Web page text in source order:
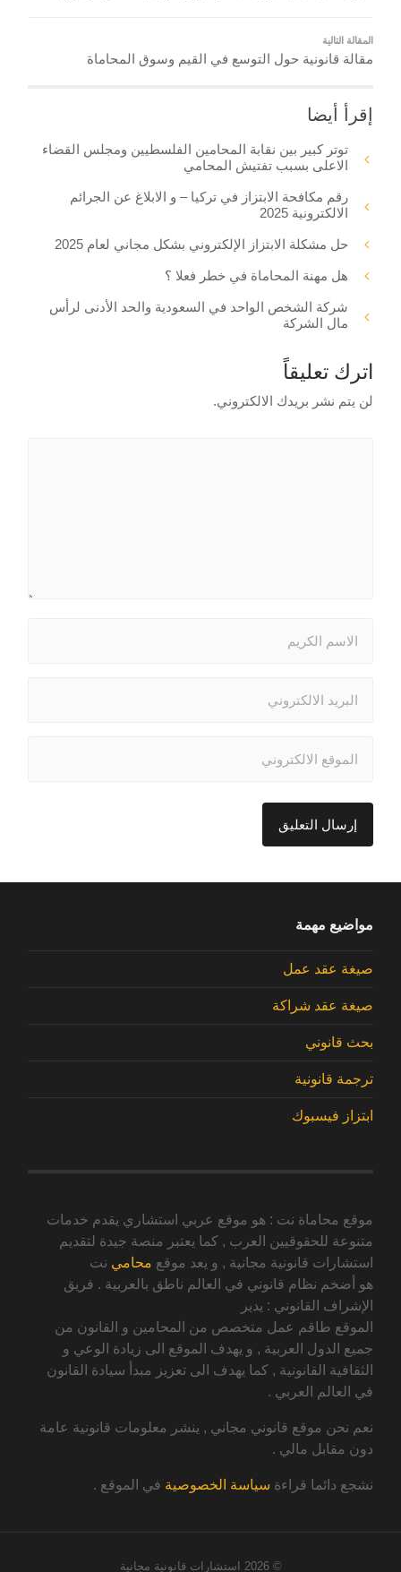
المقالة التالية
مقالة قانونية حول التوسع في القيم وسوق المحاماة
إقرأ أيضا
توتر كبير بين نقابة المحامين الفلسطيين ومجلس القضاء
الاعلى بسبب تفتيش المحامي
رقم مكافحة الابتزاز في تركيا – و الابلاغ عن الجرائم
الالكترونية 2025
حل مشكلة الابتزاز الإلكتروني بشكل مجاني لعام 2025
هل مهنة المحاماة في خطر فعلا ؟
شركة الشخص الواحد في السعودية والحد الأدنى لرأس
مال الشركة
اترك تعليقاً
لن يتم نشر بريدك الالكتروني.
مواضيع مهمة
صيغة عقد عمل
صيغة عقد شراكة
بحث قانوني
ترجمة قانونية
ابتزاز فيسبوك
موقع محاماة نت : هو موقع عربي استشاري يقدم خدمات
متنوعة للحقوقيين العرب , كما يعتبر منصة جيدة لتقديم
استشارات قانونية مجانية , و يعد موقع محامي نت
هو أضخم نظام قانوني في العالم ناطق بالعربية . فريق
الإشراف القانوني : يدير
الموقع طاقم عمل متخصص من المحامين و القانون من
جميع الدول العربية , و يهدف الموقع الى زيادة الوعي و
الثقافية القانونية , كما يهدف الى تعزيز مبدأ سيادة القانون
في العالم العربي .
نعم نحن موقع قانوني مجاني , ينشر معلومات قانونية عامة
دون مقابل مالي .
نشجع دائما قراءة سياسة الخصوصية في الموقع .
© 2026 استشارات قانونية مجانية